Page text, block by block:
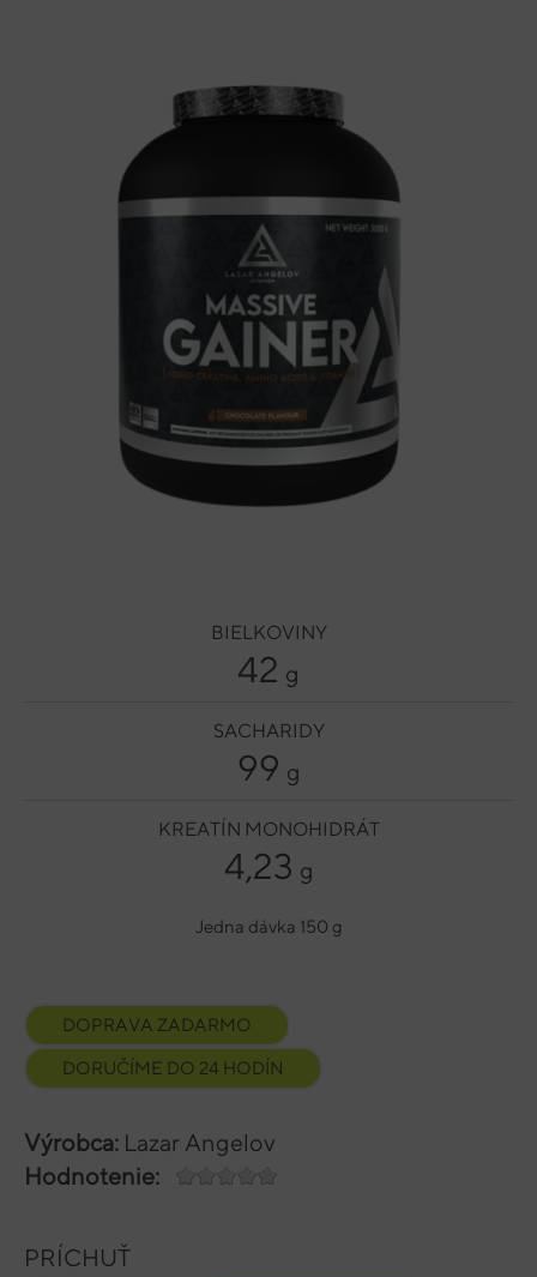
DOPRAVA ZADARMO
DORUČÍME DO 24 HODÍN
Výrobca: Lazar Angelov
Hodnotenie:
PRÍCHUŤ
BIELKOVINY
42 g
SACHARIDY
99 g
KREATÍN MONOHIDRÁT
4,23 g
Jedna dávka 150 g